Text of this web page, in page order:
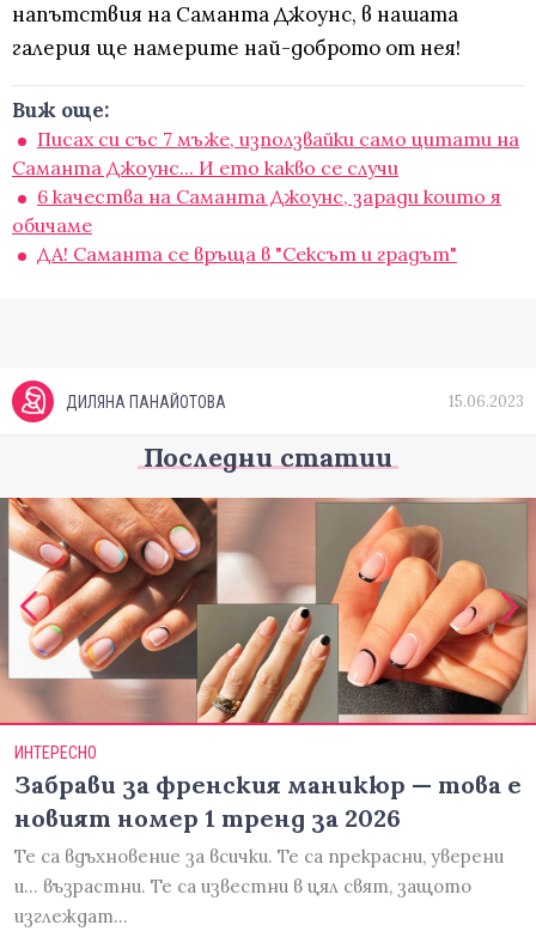
напътствия на Саманта Джоунс, в нашата
галерия ще намерите най-доброто от нея!
Виж още:
Писах си със 7 мъже, използвайки само цитати на
Саманта Джоунс... И ето какво се случи
6 качества на Саманта Джоунс, заради които я
обичаме
ДА! Саманта се връща в "Сексът и градът"
ДИЛЯНА ПАНАЙОТОВА 15.06.2023
Последни статии
ИНТЕРЕСНО
Забрави за френския маникюр — това е
новият номер 1 тренд за 2026
Те са вдъхновение за всички. Те са прекрасни, уверени
и... възрастни. Те са известни в цял свят, защото
изглеждат…